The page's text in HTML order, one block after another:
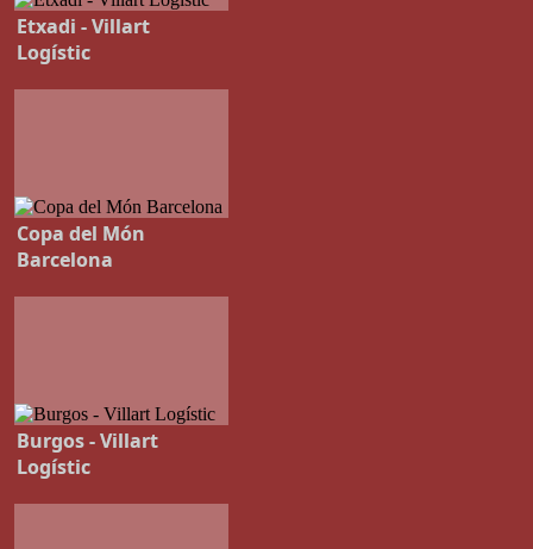
Etxadi - Villart
Logístic
Copa del Món
Barcelona
Burgos - Villart
Logístic